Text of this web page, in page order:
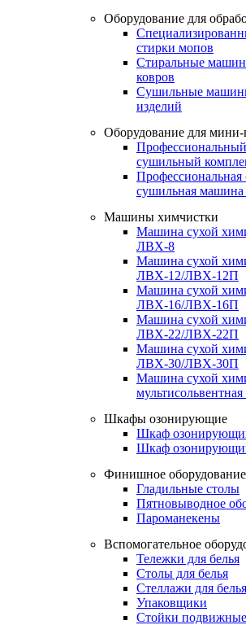
Оборудование для
стирки мопов
Стиральные
ковров
Сушильные
изделий
Оборудование для
сушильный
Профессиональная
сушильная
Машины химчистки
Машина сухой
ЛВХ-8
Машина сухой
ЛВХ-12/ЛВХ-12П
Машина сухой
ЛВХ-16/ЛВХ-16П
Машина сухой
ЛВХ-22/ЛВХ-22П
Машина сухой
ЛВХ-30/ЛВХ-30П
Машина сухой
Шкафы озонирующие
Шкаф
Шкаф
Финишное оборудование
Гладильные столы
Пятновыводное
Пароманекены
Вспомогательное
Тележки для белья
Столы для белья
Стеллажи для белья
Упаковщики
Стойки подвижные